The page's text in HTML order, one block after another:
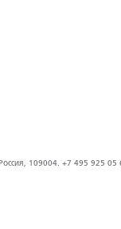
109004. +7 495 925 05